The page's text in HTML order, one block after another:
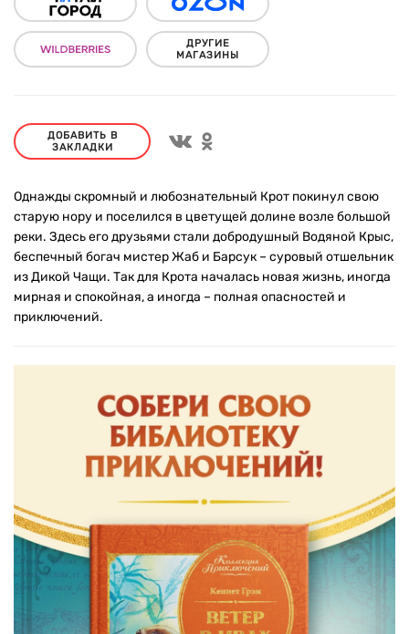
ДРУГИЕ
МАГАЗИНЫ
ДОБАВИТЬ В
ЗАКЛАДКИ
Однажды скромный и любознательный Крот покинул свою
старую нору и поселился в цветущей долине возле большой
реки. Здесь его друзьями стали добродушный Водяной Крыс,
беспечный богач мистер Жаб и Барсук – суровый отшельник
из Дикой Чащи. Так для Крота началась новая жизнь, иногда
мирная и спокойная, а иногда – полная опасностей и
приключений.